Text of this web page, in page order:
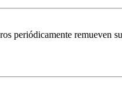
periódicamente remueven